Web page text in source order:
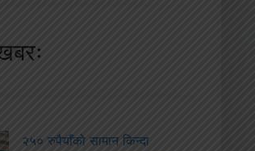
२५० रुपैयाँको सामान किन्दा